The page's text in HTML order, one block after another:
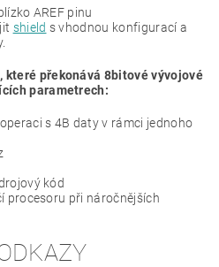
AREF pinu
shield s vhodnou konfigurací a
které překonává 8bitové vývojové
parametrech:
s 4B daty v rámci jednoho
kód
procesoru při náročnějších